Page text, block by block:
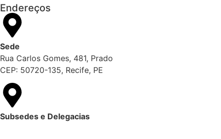
Endereços
Sede
Rua Carlos Gomes, 481, Prado
CEP: 50720-135, Recife, PE
Subsedes e Delegacias